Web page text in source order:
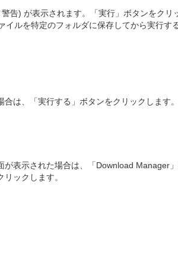
告) が表示されます。「実行」ボタンをクリ
ルを特定のフォルダに保存してから実行す
は、「実行する」ボタンをクリックします。
が表示された場合は、「Download Manager
ックします。